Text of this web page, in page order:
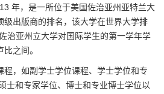
年，是一所位于美国佐治亚州亚特兰大
级出版商的排名，该大学在世界大学排
治亚州立大学对国际学生的第一学年学
之间。
程，如副学士学位课程、学士学位和专
士和专家学位、博士和专业博士学位以